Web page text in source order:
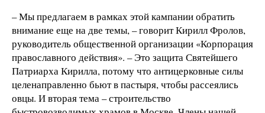
– Мы предлагаем в рамках этой кампании обратить
внимание еще на две темы, – говорит Кирилл Фролов,
руководитель общественной организации «Корпорация
православного действия». – Это защита Святейшего
Патриарха Кирилла, потому что антицерковные силы
целенаправленно бьют в пастыря, чтобы рассеялись
овцы. И вторая тема – строительство